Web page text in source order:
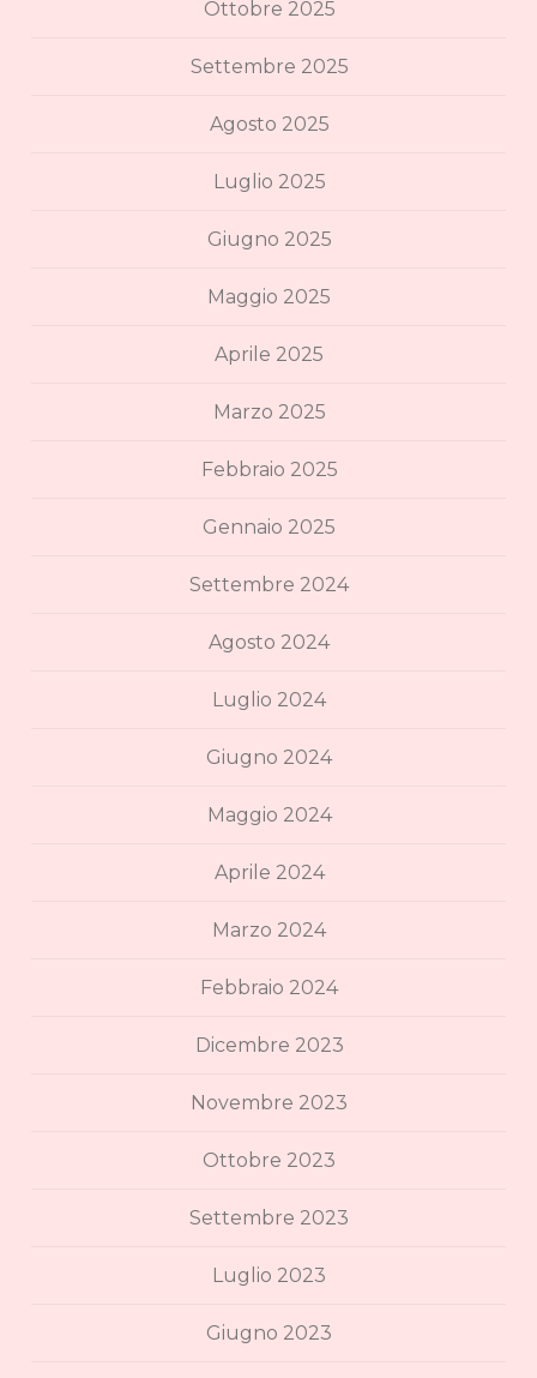
Ottobre 2025
Settembre 2025
Agosto 2025
Luglio 2025
Giugno 2025
Maggio 2025
Aprile 2025
Marzo 2025
Febbraio 2025
Gennaio 2025
Settembre 2024
Agosto 2024
Luglio 2024
Giugno 2024
Maggio 2024
Aprile 2024
Marzo 2024
Febbraio 2024
Dicembre 2023
Novembre 2023
Ottobre 2023
Settembre 2023
Luglio 2023
Giugno 2023